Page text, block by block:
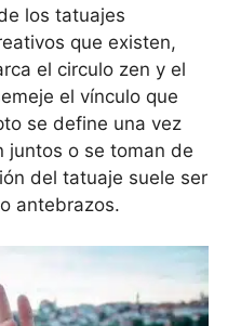
los tatuajes
que existen,
el circulo zen y el
el vínculo que
se define una vez
juntos o se toman de
del tatuaje suele ser
antebrazos.